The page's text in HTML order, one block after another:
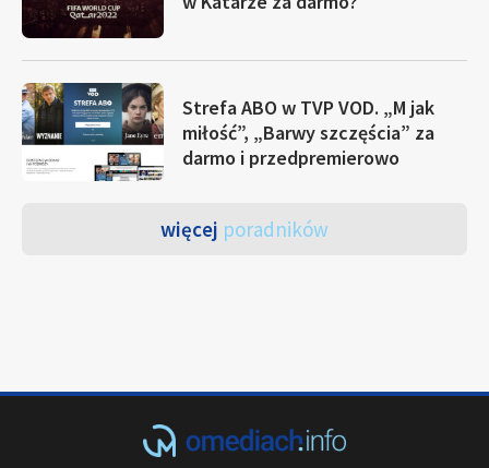
Strefa ABO w TVP VOD. „M jak
miłość”, „Barwy szczęścia” za
darmo i przedpremierowo
więcej poradników